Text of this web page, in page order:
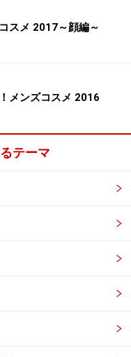
スメ 2017～顔編～
メンズコスメ 2016
テーマ